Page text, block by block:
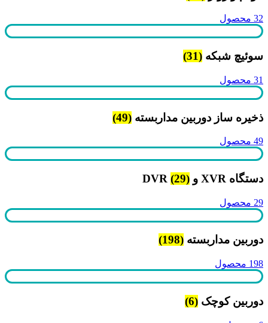
32 محصول
سوئیچ شبکه (31)
31 محصول
ذخیره ساز دوربین مداربسته (49)
49 محصول
دستگاه XVR و DVR (29)
29 محصول
دوربین مداربسته (198)
198 محصول
دوربین کوچک (6)